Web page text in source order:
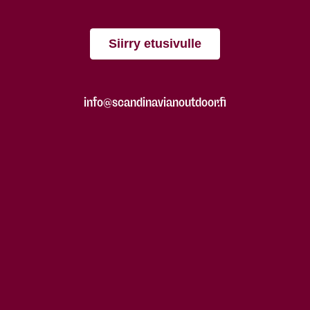
Siirry etusivulle
info@scandinavianoutdoor.fi